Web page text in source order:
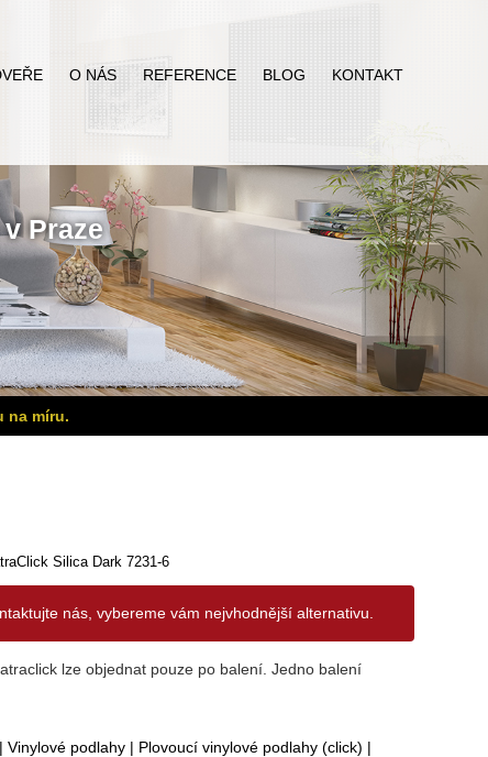
O NÁS REFERENCE BLOG KONTAKT
Praze
na míru.
Silica Dark 7231-6
nás, vybereme vám nejvhodnější alternativu.
lze objednat pouze po balení. Jedno balení
|Vinylové podlahy | Plovoucí vinylové podlahy (click) |